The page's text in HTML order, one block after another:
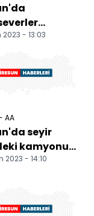
2023 - 13:03
AA
seyir
kamyonun
damper
2023 - 14:10